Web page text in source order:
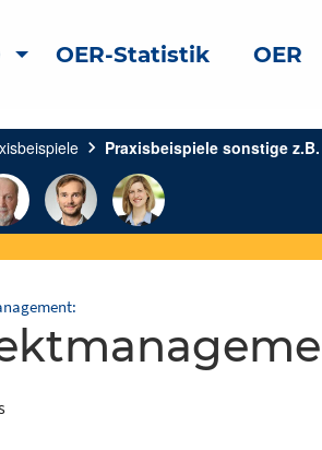
OER-Statistik OER
chevron_right Praxisbeispiele sonstige